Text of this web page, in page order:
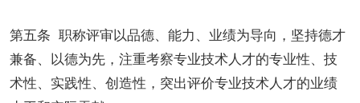
第五条 职称评审以品德、能力、业绩为导向，坚持德才
兼备、以德为先，注重考察专业技术人才的专业性、技
术性、实践性、创造性，突出评价专业技术人才的业绩